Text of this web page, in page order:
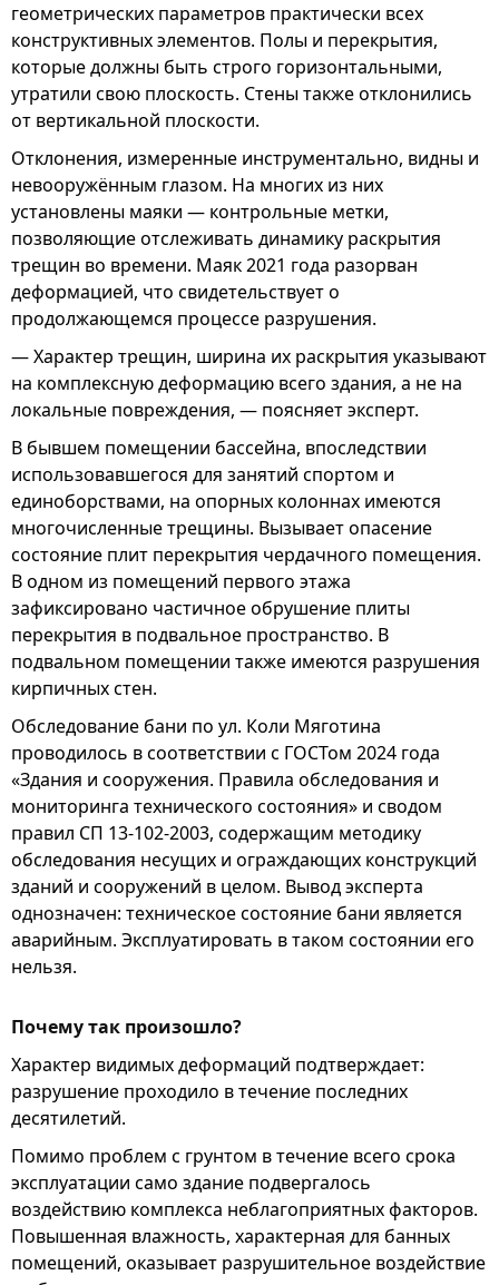
геометрических параметров практически всех
конструктивных элементов. Полы и перекрытия,
которые должны быть строго горизонтальными,
утратили свою плоскость. Стены также отклонились
от вертикальной плоскости.
Отклонения, измеренные инструментально, видны и
невооружённым глазом. На многих из них
установлены маяки — контрольные метки,
позволяющие отслеживать динамику раскрытия
трещин во времени. Маяк 2021 года разорван
деформацией, что свидетельствует о
продолжающемся процессе разрушения.
— Характер трещин, ширина их раскрытия указывают
на комплексную деформацию всего здания, а не на
локальные повреждения, — поясняет эксперт.
В бывшем помещении бассейна, впоследствии
использовавшегося для занятий спортом и
единоборствами, на опорных колоннах имеются
многочисленные трещины. Вызывает опасение
состояние плит перекрытия чердачного помещения.
В одном из помещений первого этажа
зафиксировано частичное обрушение плиты
перекрытия в подвальное пространство. В
подвальном помещении также имеются разрушения
кирпичных стен.
Обследование бани по ул. Коли Мяготина
проводилось в соответствии с ГОСТом 2024 года
«Здания и сооружения. Правила обследования и
мониторинга технического состояния» и сводом
правил СП 13-102-2003, содержащим методику
обследования несущих и ограждающих конструкций
зданий и сооружений в целом. Вывод эксперта
однозначен: техническое состояние бани является
аварийным. Эксплуатировать в таком состоянии его
нельзя.
Почему так произошло?
Характер видимых деформаций подтверждает:
разрушение проходило в течение последних
десятилетий.
Помимо проблем с грунтом в течение всего срока
эксплуатации само здание подвергалось
воздействию комплекса неблагоприятных факторов.
Повышенная влажность, характерная для банных
помещений, оказывает разрушительное воздействие